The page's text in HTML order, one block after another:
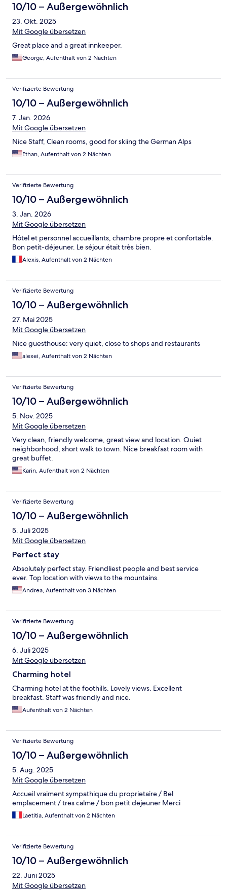
10/10 – Außergewöhnlich
23. Okt. 2025
Mit Google übersetzen
Great place and a great innkeeper.
George, Aufenthalt von 2 Nächten
Verifizierte Bewertung
10/10 – Außergewöhnlich
7. Jan. 2026
Mit Google übersetzen
Nice Staff, Clean rooms, good for skiing the German Alps
Ethan, Aufenthalt von 2 Nächten
Verifizierte Bewertung
10/10 – Außergewöhnlich
3. Jan. 2026
Mit Google übersetzen
Hôtel et personnel accueillants, chambre propre et confortable.
Bon petit-déjeuner. Le séjour était très bien.
Alexis, Aufenthalt von 2 Nächten
Verifizierte Bewertung
10/10 – Außergewöhnlich
27. Mai 2025
Mit Google übersetzen
Nice guesthouse: very quiet, close to shops and restaurants
alexei, Aufenthalt von 2 Nächten
Verifizierte Bewertung
10/10 – Außergewöhnlich
5. Nov. 2025
Mit Google übersetzen
Very clean, friendly welcome, great view and location. Quiet
neighborhood, short walk to town. Nice breakfast room with
great buffet.
Karin, Aufenthalt von 2 Nächten
Verifizierte Bewertung
10/10 – Außergewöhnlich
5. Juli 2025
Mit Google übersetzen
Perfect stay
Absolutely perfect stay. Friendliest people and best service
ever. Top location with views to the mountains.
Andrea, Aufenthalt von 3 Nächten
Verifizierte Bewertung
10/10 – Außergewöhnlich
6. Juli 2025
Mit Google übersetzen
Charming hotel
Charming hotel at the foothills. Lovely views. Excellent
breakfast. Staff was friendly and nice.
Aufenthalt von 2 Nächten
Verifizierte Bewertung
10/10 – Außergewöhnlich
5. Aug. 2025
Mit Google übersetzen
Accueil vraiment sympathique du proprietaire / Bel
emplacement / tres calme / bon petit dejeuner Merci
Laetitia, Aufenthalt von 2 Nächten
Verifizierte Bewertung
10/10 – Außergewöhnlich
22. Juni 2025
Mit Google übersetzen